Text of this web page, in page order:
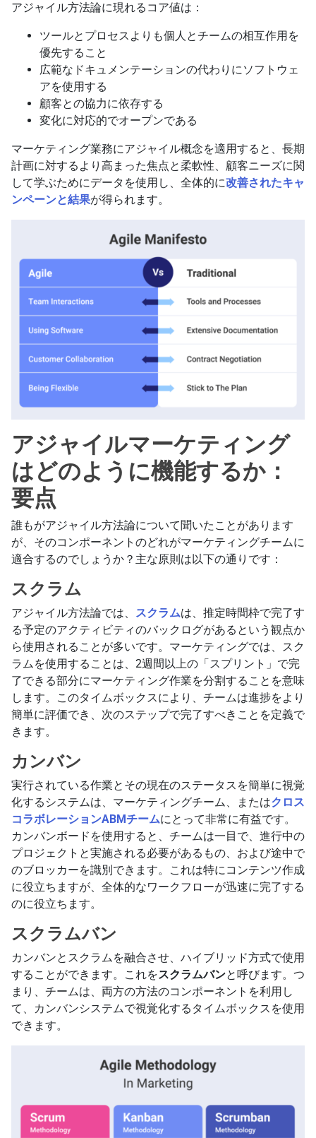
アジャイル方法論に現れるコア値は：
ツールとプロセスよりも個人とチームの相互作用を
優先すること
広範なドキュメンテーションの代わりにソフトウェ
アを使用する
顧客との協力に依存する
変化に対応的でオープンである
マーケティング業務にアジャイル概念を適用すると、長期
計画に対するより高まった焦点と柔軟性、顧客ニーズに関
して学ぶためにデータを使用し、全体的に改善されたキャ
ンペーンと結果が得られます。
アジャイルマーケティング
はどのように機能するか：
要点
誰もがアジャイル方法論について聞いたことがあります
が、そのコンポーネントのどれがマーケティングチームに
適合するのでしょうか？主な原則は以下の通りです：
スクラム
アジャイル方法論では、 スクラムは、推定時間枠で完了す
る予定のアクティビティのバックログがあるという観点か
ら使用されることが多いです。マーケティングでは、スク
ラムを使用することは、2週間以上の「スプリント」で完
了できる部分にマーケティング作業を分割することを意味
します。このタイムボックスにより、チームは進捗をより
簡単に評価でき、次のステップで完了すべきことを定義で
きます。
カンバン
実行されている作業とその現在のステータスを簡単に視覚
化するシステムは、マーケティングチーム、またはクロス
コラボレーションABMチームにとって非常に有益です。
カンバンボードを使用すると、チームは一目で、進行中の
プロジェクトと実施される必要があるもの、および途中で
のブロッカーを識別できます。これは特にコンテンツ作成
に役立ちますが、全体的なワークフローが迅速に完了する
のに役立ちます。
スクラムバン
カンバンとスクラムを融合させ、ハイブリッド方式で使用
することができます。これをスクラムバンと呼びます。つ
まり、チームは、両方の方法のコンポーネントを利用し
て、カンバンシステムで視覚化するタイムボックスを使用
できます。